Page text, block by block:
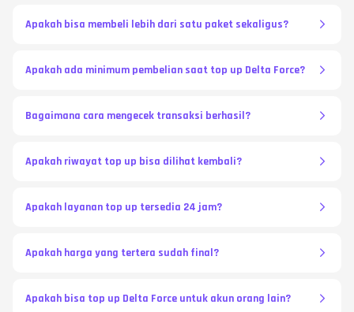
Apakah bisa membeli lebih dari satu paket sekaligus?
Apakah ada minimum pembelian saat top up Delta Force?
Bagaimana cara mengecek transaksi berhasil?
Apakah riwayat top up bisa dilihat kembali?
Apakah layanan top up tersedia 24 jam?
Apakah harga yang tertera sudah final?
Apakah bisa top up Delta Force untuk akun orang lain?